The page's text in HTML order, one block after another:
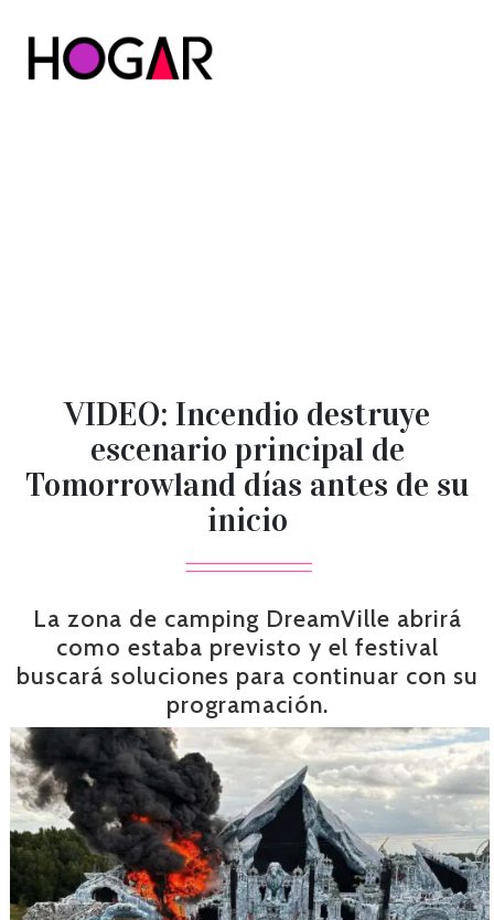
VIDEO: Incendio destruye
escenario principal de
Tomorrowland días antes de su
inicio
La zona de camping DreamVille abrirá
como estaba previsto y el festival
buscará soluciones para continuar con su
programación.